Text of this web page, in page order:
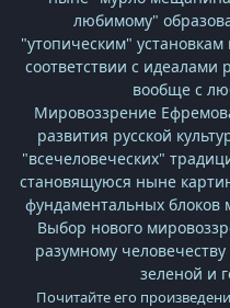
любимому"
"утопическим"
соответствии с
вообще с
Мировоззрение
развития русской
"всечеловеческих"
становящуюся ныне
фундаментальных блоков
Выбор нового
разумному
зеленой и
Почитайте его